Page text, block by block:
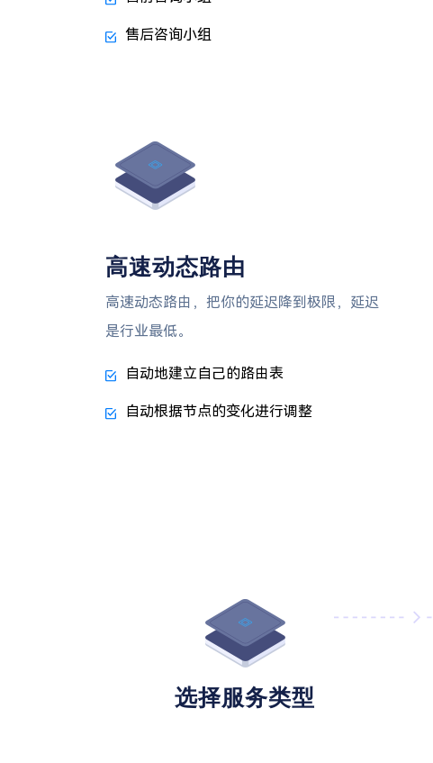
售后咨询小组
高速动态路由
高速动态路由，把你的延迟降到极限，延迟
是行业最低。
自动地建立自己的路由表
自动根据节点的变化进行调整
选择服务类型